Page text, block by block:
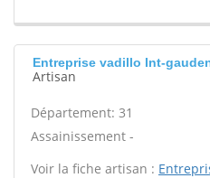
Entreprise vadillo Int-
Artisan
Département: 31
Assainissement -
Voir la fiche artisan :